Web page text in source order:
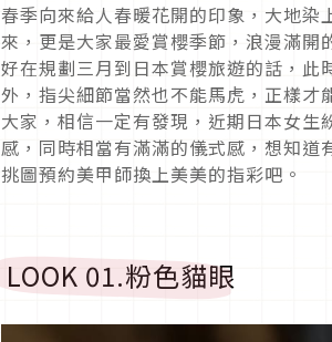
春季向來給人春暖花開的印象，大地
來，更是大家最愛賞櫻季節，浪漫滿
好在規劃三月到日本賞櫻旅遊的話，
外，指尖細節當然也不能馬虎，正樣
大家，相信一定有發現，近期日本女
感，同時相當有滿滿的儀式感，想知
挑圖預約美甲師換上美美的指彩吧。
LOOK 01.粉色貓眼